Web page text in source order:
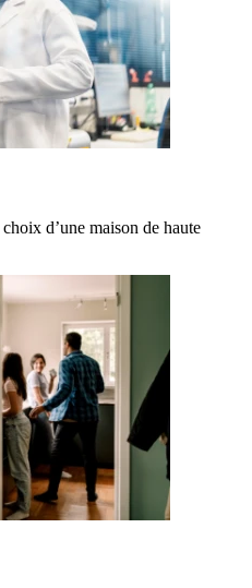
d’une maison de haute